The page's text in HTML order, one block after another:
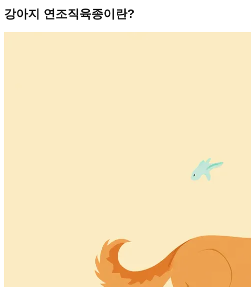
강아지 연조직육종이란?